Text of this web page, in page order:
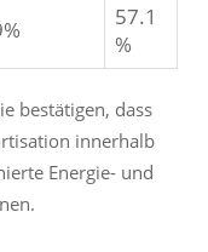
57.1
%
bestätigen, dass
innerhalb
Energie- und